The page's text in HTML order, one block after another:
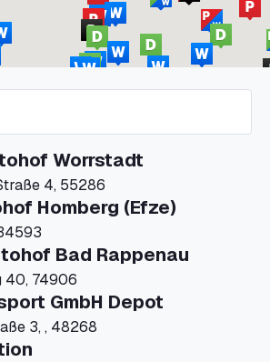
Worrstadt
4, 55286
Homberg (Efze)
Bad Rappenau
40, 74906
GmbH Depot
Otto-Hahn-Straße 3, , 48268